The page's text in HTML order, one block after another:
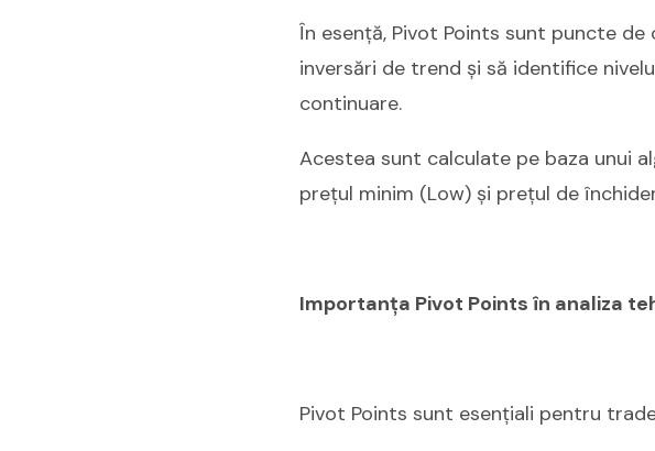
În esență, Pivot Points sunt puncte
inversări de trend și să identifice
continuare.
Acestea sunt calculate pe baza unui
prețul minim (Low) și prețul de
Importanța Pivot Points în analiza
Pivot Points sunt esențiali pentru